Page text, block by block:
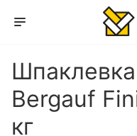
Bergauf
кг